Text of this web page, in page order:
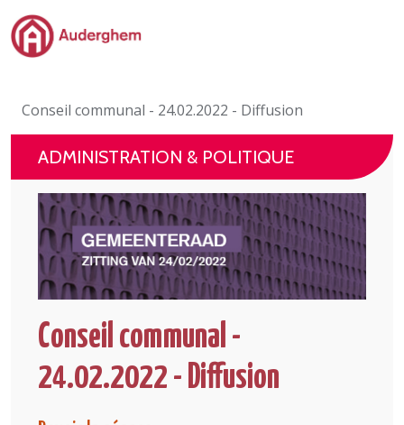
Passer au contenu principal
Événements et vie associative
eGuichet
Vivre à Auderghem
En 1 clic
Conseil communal - 24.02.2022 - Diffusion
ADMINISTRATION & POLITIQUE
Conseil communal -
24.02.2022 - Diffusion